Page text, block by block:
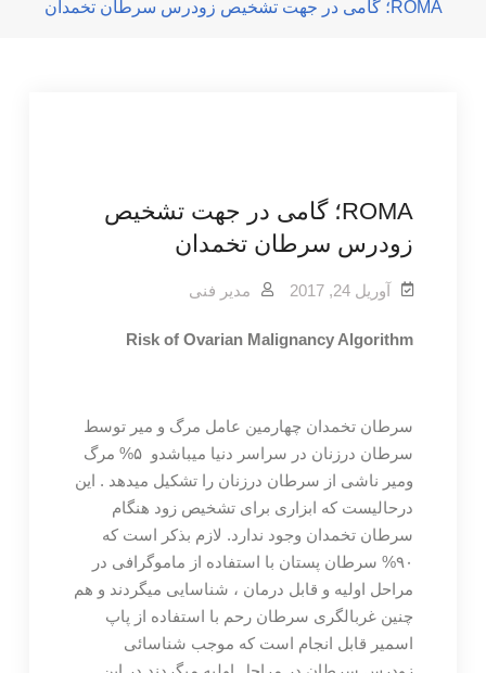
ROMA؛ گامی در جهت تشخیص زودرس سرطان تخمدان
ROMA؛ گامی در جهت تشخیص
زودرس سرطان تخمدان
آوریل 24, 2017 مدیر فنی
Risk of Ovarian Malignancy Algorithm
سرطان تخمدان چهارمین عامل مرگ و میر توسط
سرطان درزنان در سراسر دنیا میباشدو ۵% مرگ
ومیر ناشی از سرطان درزنان را تشکیل میدهد . این
درحالیست که ابزاری برای تشخیص زود هنگام
سرطان تخمدان وجود ندارد. لازم بذکر است که
۹۰% سرطان پستان با استفاده از ماموگرافی در
مراحل اولیه و قابل درمان ، شناسایی میگردند و هم
چنین غربالگری سرطان رحم با استفاده از پاپ
اسمیر قابل انجام است که موجب شناسائی